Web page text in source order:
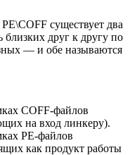
существует два
близких друг к другу по
— и обе называются
COFF-файлов
на вход линкеру).
PE-файлов
как продукт работы